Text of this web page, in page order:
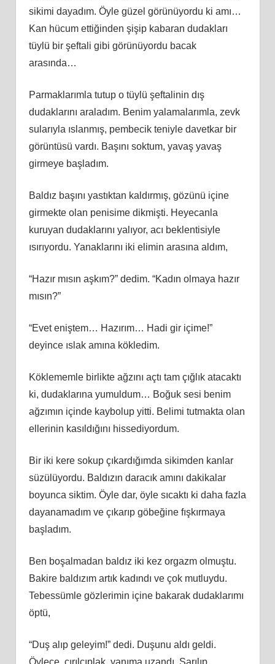
sikimi dayadım. Öyle güzel görünüyordu ki amı…
Kan hücum ettiğinden şişip kabaran dudakları
tüylü bir şeftali gibi görünüyordu bacak
arasında…
Parmaklarımla tutup o tüylü şeftalinin dış
dudaklarını araladım. Benim yalamalarımla, zevk
sularıyla ıslanmış, pembecik teniyle davetkar bir
görüntüsü vardı. Başını soktum, yavaş yavaş
girmeye başladım.
Baldız başını yastıktan kaldırmış, gözünü içine
girmekte olan penisime dikmişti. Heyecanla
kuruyan dudaklarını yalıyor, acı beklentisiyle
ısırıyordu. Yanaklarını iki elimin arasına aldım,
“Hazır mısın aşkım?” dedim. “Kadın olmaya hazır
mısın?”
“Evet eniştem… Hazırım… Hadi gir içime!”
deyince ıslak amına kökledim.
Köklememle birlikte ağzını açtı tam çığlık atacaktı
ki, dudaklarına yumuldum… Boğuk sesi benim
ağzımın içinde kaybolup yitti. Belimi tutmakta olan
ellerinin kasıldığını hissediyordum.
Bir iki kere sokup çıkardığımda sikimden kanlar
süzülüyordu. Baldızın daracık amını dakikalar
boyunca siktim. Öyle dar, öyle sıcaktı ki daha fazla
dayanamadım ve çıkarıp göbeğine fışkırmaya
başladım.
Ben boşalmadan baldız iki kez orgazm olmuştu.
Bakire baldızım artık kadındı ve çok mutluydu.
Tebessümle gözlerimin içine bakarak dudaklarımı
öptü,
“Duş alıp geleyim!” dedi. Duşunu aldı geldi.
Öylece, çırılçıplak, yanıma uzandı. Sarılıp